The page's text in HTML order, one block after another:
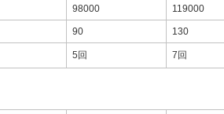
98000 119000
90 130
5回 7回